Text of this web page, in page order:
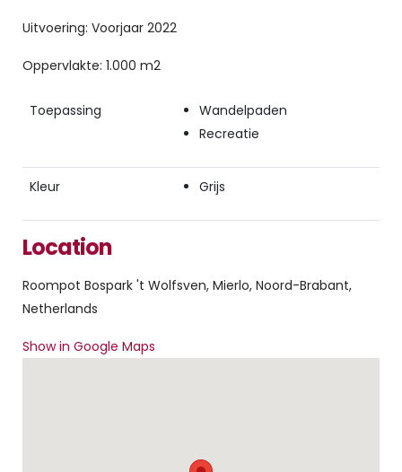
Uitvoering: Voorjaar 2022
Oppervlakte: 1.000 m2
Toepassing
Wandelpaden
Recreatie
Kleur Grijs
Location
Roompot Bospark 't Wolfsven, Mierlo, Noord-Brabant,
Netherlands
Show in Google Maps